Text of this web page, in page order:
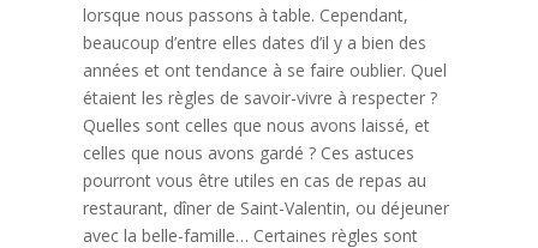
lorsque nous passons à table. Cependant,
beaucoup d’entre elles dates d’il y a bien des
années et ont tendance à se faire oublier. Quel
étaient les règles de savoir-vivre à respecter ?
Quelles sont celles que nous avons laissé, et
celles que nous avons gardé ? Ces astuces
pourront vous être utiles en cas de repas au
restaurant, dîner de Saint-Valentin, ou déjeuner
avec la belle-famille… Certaines règles sont